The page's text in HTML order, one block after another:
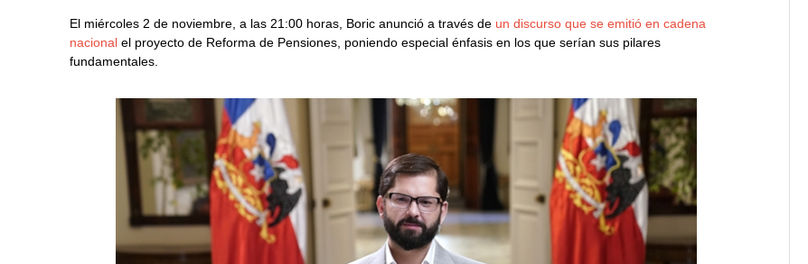
El miércoles 2 de noviembre, a las 21:00 horas, Boric anunció a través de un discurso que se emitió en cadena
nacional el proyecto de Reforma de Pensiones, poniendo especial énfasis en los que serían sus pilares
fundamentales.